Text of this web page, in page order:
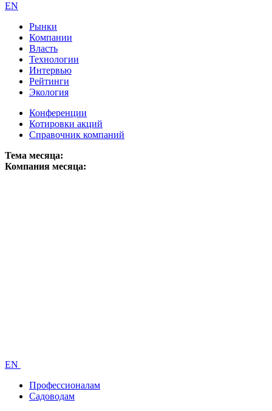
EN
Рынки
Компании
Власть
Технологии
Интервью
Рейтинги
Экология
Конференции
Котировки акций
Справочник компаний
Тема месяца:
Компания месяца:
EN
Профессионалам
Садоводам